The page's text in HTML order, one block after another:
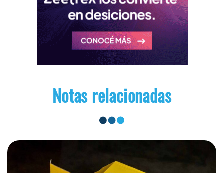
Notas relacionadas